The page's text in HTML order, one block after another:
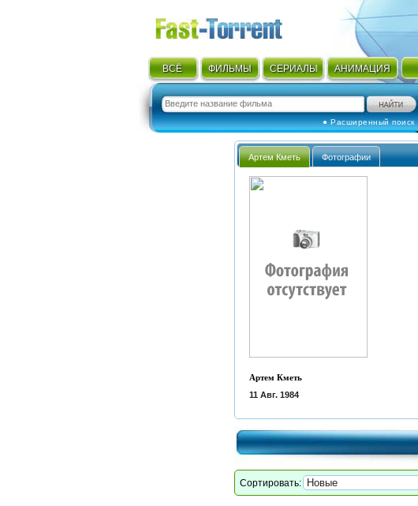
ВСЁ ФИЛЬМЫ СЕРИАЛЫ АНИМАЦИЯ
● Расширенный поиск
Артем Кметь Фотографии
Артем Кметь
11 Авг. 1984
Сортировать: